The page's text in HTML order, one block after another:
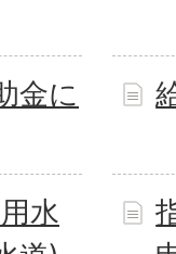
金に
水